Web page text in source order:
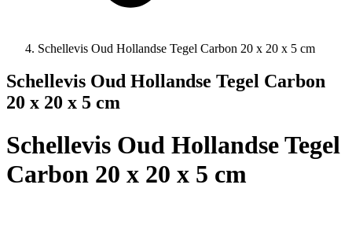
Schellevis Oud Hollandse Tegel Carbon 20 x 20 x 5 cm
Schellevis Oud Hollandse Tegel Carbon
20 x 20 x 5 cm
Schellevis Oud Hollandse Tegel
Carbon 20 x 20 x 5 cm